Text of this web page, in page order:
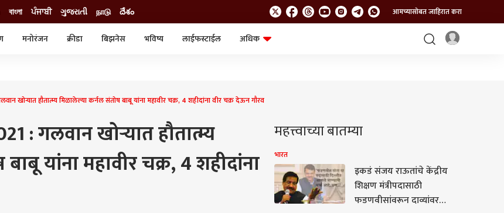
বাংলা ਪੰਜਾਬੀ ગુજરાતી நாடு దేశం आमच्यासोबत जाहिरात करा
मनोरंजन क्रीडा बिझनेस भविष्य लाईफस्टाईल
अधिक
खोऱ्यात हौतात्म्य मिळालेल्या कर्नल संतोष बाबू यांना महावीर चक्र, 4 शहीदांना वीर चक्र देऊन गौरव
: गलवान खोऱ्यात हौतात्म्य
यांना महावीर चक्र, 4 शहीदांना
महत्त्वाच्या बातम्या
भारत
इकडं संजय राऊतांचे केंद्रीय
शिक्षण मंत्रीपदासाठी
फडणवीसांवरून दाव्यांवर